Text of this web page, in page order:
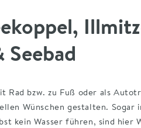
Seebad
Rad bzw. zu Fuß oder als
Wünschen gestalten.
kein Wasser führen, sind hier